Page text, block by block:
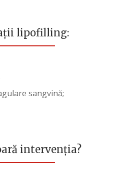
lipofilling:
sangvină;
intervenția?